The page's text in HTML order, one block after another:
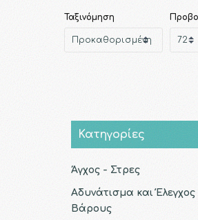
Ταξινόμηση
Κατηγορίες
Άγχος - Στρες
Αδυνάτισμα και Έλεγχος
Βάρους